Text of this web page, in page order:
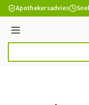
Ga naar de inhoud
Apothekersadvies
Menu